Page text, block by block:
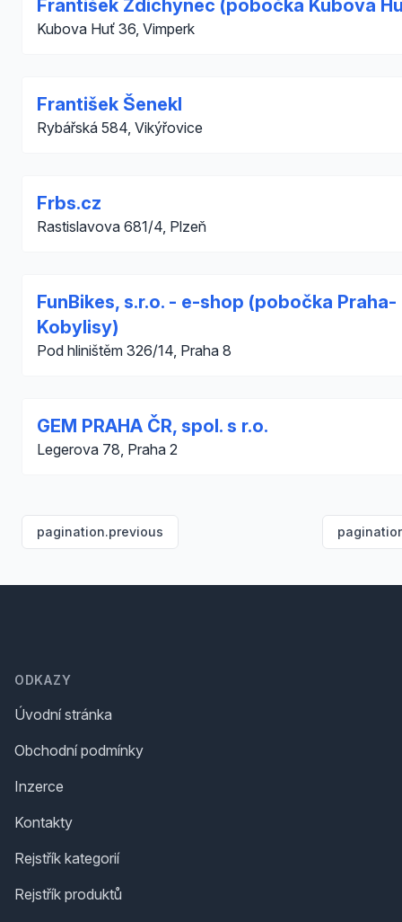
František Zdichynec (pobočka Kubova
Kubova Huť 36, Vimperk
František Šenekl
Rybářská 584, Vikýřovice
Frbs.cz
Rastislavova 681/4, Plzeň
FunBikes, s.r.o. - e-shop (pobočka Praha-
Kobylisy)
Pod hliništěm 326/14, Praha 8
GEM PRAHA ČR, spol. s r.o.
Legerova 78, Praha 2
pagination.previous
ODKAZY
Úvodní stránka
Obchodní podmínky
Inzerce
Kontakty
Rejstřík kategorií
Rejstřík produktů